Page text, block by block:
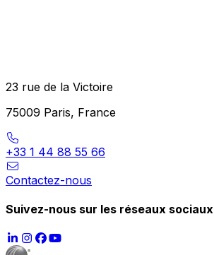
23 rue de la Victoire
75009 Paris, France
+33 1 44 88 55 66
Contactez-nous
Suivez-nous sur les réseaux sociaux